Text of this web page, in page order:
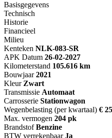
Basisgegevens
Technisch
Historie
Financieel
Milieu
Kenteken NLK-083-SR
APK Datum 26-02-2027
Kilometerstand 105.616 km
Bouwjaar 2021
Kleur Zwart
Transmissie Automaat
Carrosserie Stationwagon
Wegenbelasting (per kwartaal) €
Max. vermogen 204 pk
Brandstof Benzine
BTW verrekenbaar Ja